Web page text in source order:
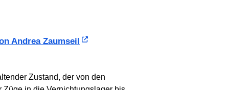
Andrea Zaumseil
Zustand, der von den